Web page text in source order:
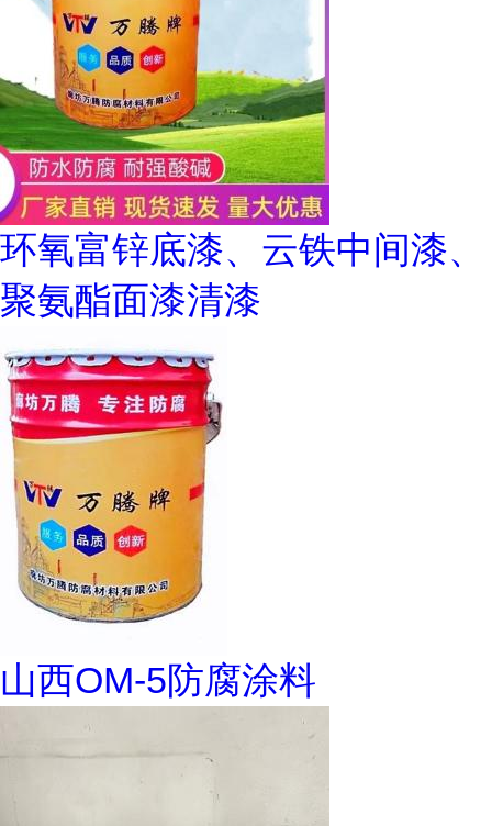
环氧富锌底漆、云铁中间漆、
聚氨酯面漆清漆
山西OM-5防腐涂料